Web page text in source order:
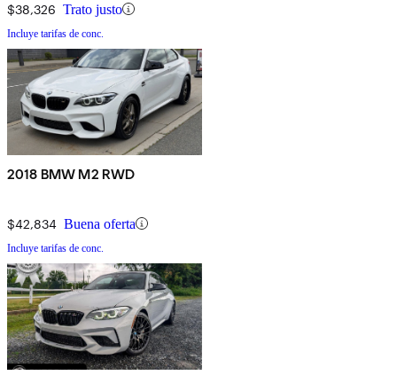
$38,326 Trato justo
Incluye tarifas de conc.
2018 BMW M2 RWD
$42,834 Buena oferta
Incluye tarifas de conc.